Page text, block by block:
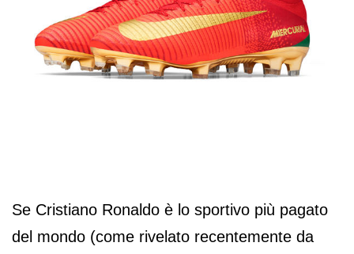
Se Cristiano Ronaldo è lo sportivo più pagato
del mondo (come rivelato recentemente da